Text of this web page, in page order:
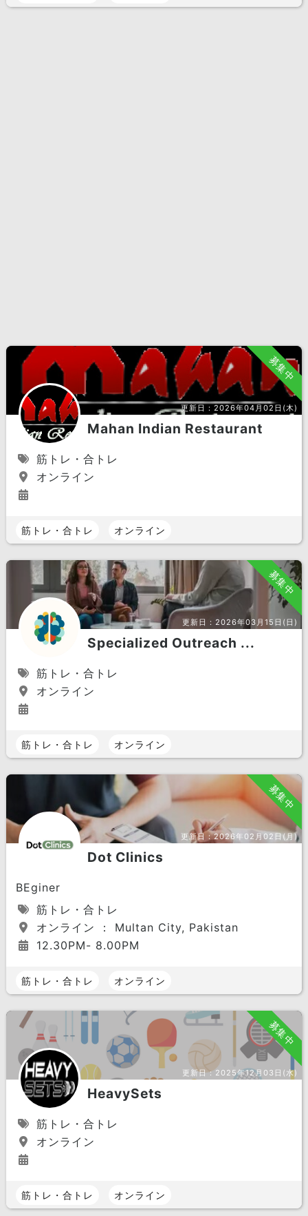
募集中
更新日：2026年04月02日(木)
Mahan Indian Restaurant
筋トレ・合トレ
オンライン
筋トレ・合トレ オンライン
募集中
更新日：2026年03月15日(日)
Specialized Outreach ...
筋トレ・合トレ
オンライン
筋トレ・合トレ オンライン
募集中
更新日：2026年02月02日(月)
Dot Clinics
BEginer
筋トレ・合トレ
オンライン ： Multan City, Pakistan
12.30PM- 8.00PM
筋トレ・合トレ オンライン
募集中
更新日： 2025年12月03日(水)
HeavySets
筋トレ・合トレ
オンライン
筋トレ・合トレ オンライン